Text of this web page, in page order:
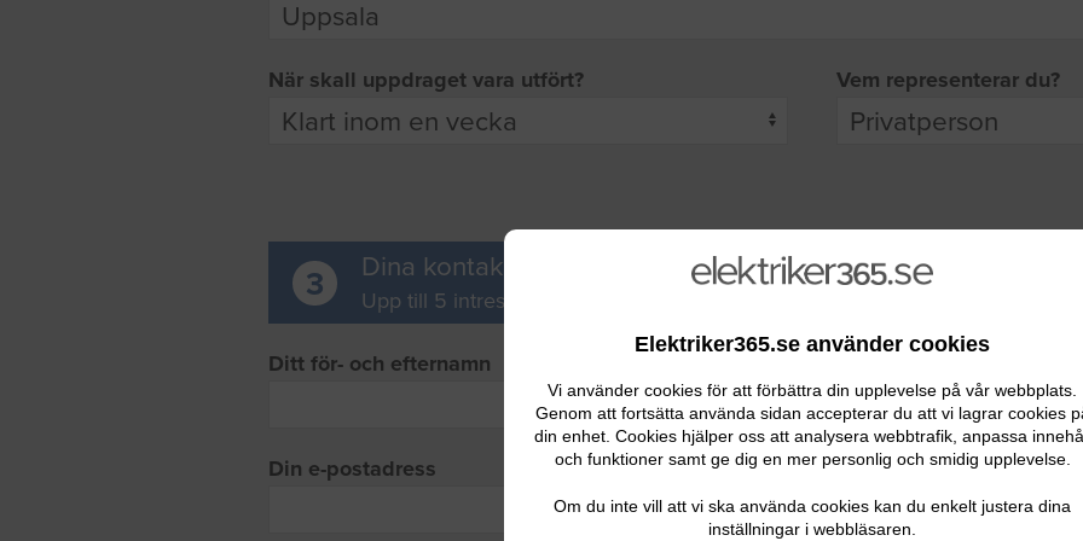
Elektriker365.se använder cookies
Vi använder cookies för att förbättra din upplevelse på vår webbplats.
Genom att fortsätta använda sidan accepterar du att vi lagrar cookies
din enhet. Cookies hjälper oss att analysera webbtrafik, anpassa
och funktioner samt ge dig en mer personlig och smidig upplevelse.
Om du inte vill att vi ska använda cookies kan du enkelt justera dina
inställningar i webbläsaren.
När skall uppdraget vara utfört? Vem representerar du?
3 Dina kontaktuppgifter
Upp till 5 intresserade leverantörer får möjlighet att ta kontakt med dig.
Ditt för- och efternamn
Din e-postadress Ditt telefonnummer